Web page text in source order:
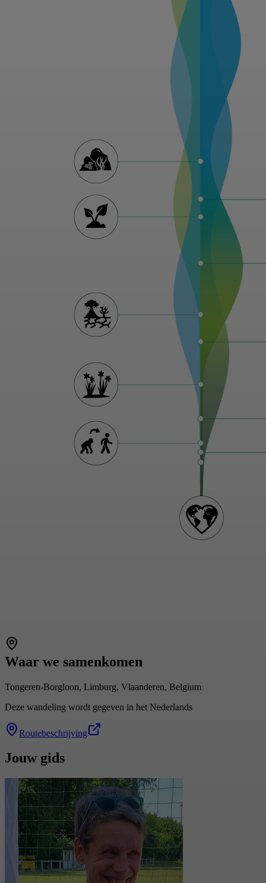
Waar we samenkomen
Tongeren-Borgloon, Limburg, Vlaanderen, Belgium
Deze wandeling wordt gegeven in het Nederlands
Routebeschrijving
Jouw gids